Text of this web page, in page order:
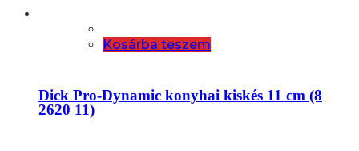
Kosárba teszem
Dick Pro-Dynamic konyhai kiskés 11 cm (8
2620 11)